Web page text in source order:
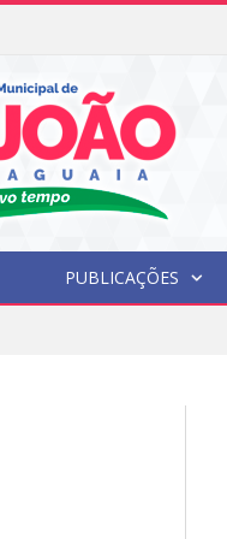
PUBLICAÇÕES